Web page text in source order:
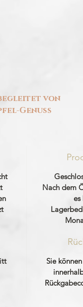
von
Genuss
Nach dem
es
Sie